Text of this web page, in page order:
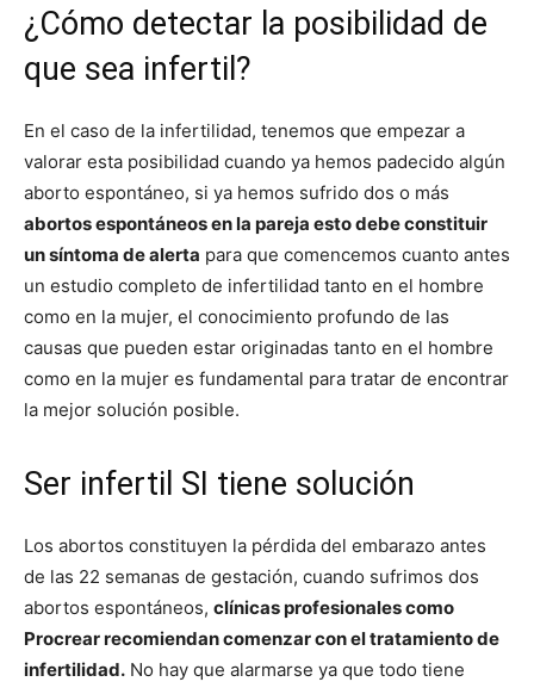
¿Cómo detectar la posibilidad de
que sea infertil?
En el caso de la infertilidad, tenemos que empezar a
valorar esta posibilidad cuando ya hemos padecido algún
aborto espontáneo, si ya hemos sufrido dos o más
abortos espontáneos en la pareja esto debe constituir
un síntoma de alerta para que comencemos cuanto antes
un estudio completo de infertilidad tanto en el hombre
como en la mujer, el conocimiento profundo de las
causas que pueden estar originadas tanto en el hombre
como en la mujer es fundamental para tratar de encontrar
la mejor solución posible.
Ser infertil SI tiene solución
Los abortos constituyen la pérdida del embarazo antes
de las 22 semanas de gestación, cuando sufrimos dos
abortos espontáneos, clínicas profesionales como
Procrear recomiendan comenzar con el tratamiento de
infertilidad. No hay que alarmarse ya que todo tiene